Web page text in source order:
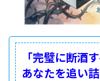
「完璧に断酒
あなたを追い